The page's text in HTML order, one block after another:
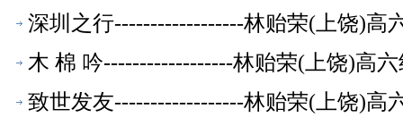
深圳之行------------------林贻荣(上饶)高
木 棉 吟------------------林贻荣(上饶)高
致世发友------------------林贻荣(上饶)高